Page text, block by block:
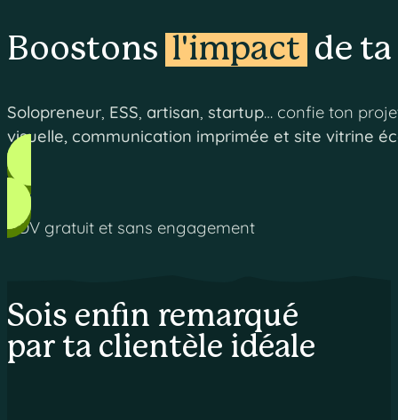
Boostons l'impact de
Solopreneur ESS artisan startup… confie ton
visuelle, communication imprimée et site vitrine
RDV gratuit et sans engagement
Sois enfin remarqué
par ta clientèle idéale